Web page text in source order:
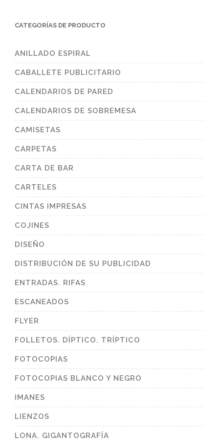
CATEGORÍAS DE PRODUCTO
ANILLADO ESPIRAL
CABALLETE PUBLICITARIO
CALENDARIOS DE PARED
CALENDARIOS DE SOBREMESA
CAMISETAS
CARPETAS
CARTA DE BAR
CARTELES
CINTAS IMPRESAS
COJINES
DISEÑO
DISTRIBUCIÓN DE SU PUBLICIDAD
ENTRADAS. RIFAS
ESCANEADOS
FLYER
FOLLETOS. DÍPTICO. TRÍPTICO
FOTOCOPIAS
FOTOCOPIAS BLANCO Y NEGRO
IMANES
LIENZOS
LONA. GIGANTOGRAFÍA